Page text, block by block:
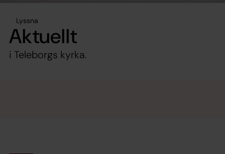
Lyssna
Aktuellt
i Teleborgs kyrka.